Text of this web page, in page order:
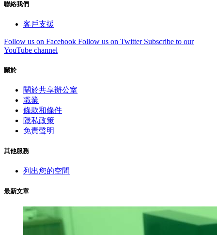
聯絡我們
客戶支援
Follow us on Facebook Follow us on Twitter Subscribe to our
YouTube channel
關於
關於共享辦公室
職業
條款和條件
隱私政策
免責聲明
其他服務
列出您的空間
最新文章